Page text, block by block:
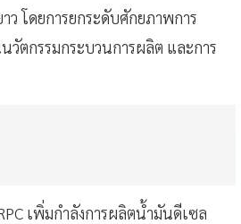
ว โดยการยกระดับศักยภาพการ
ตกรรมกระบวนการผลิต และการ
เพิ่มกำลังการผลิตน้ำมันดีเซล